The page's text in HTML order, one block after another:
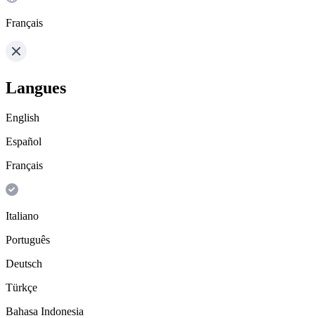
Français
Langues
English
Español
Français
Italiano
Português
Deutsch
Türkçe
Bahasa Indonesia